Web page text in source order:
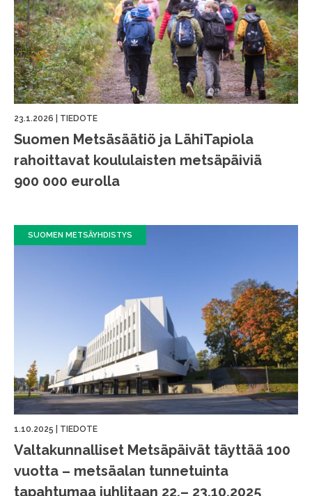
23.1.2026 TIEDOTE
Suomen Metsäsäätiö ja LähiTapiola
rahoittavat koululaisten metsäpäiviä
900 000 eurolla
SUOMEN METSÄYHDISTYS
1.10.2025 TIEDOTE
Valtakunnalliset Metsäpäivät täyttää 100
vuotta – metsäalan tunnetuinta
tapahtumaa juhlitaan 22.– 23.10.2025